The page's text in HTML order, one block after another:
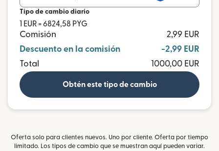
Tipo de cambio diario
1 EUR = 6824,58 PYG
Comisión
2,99 EUR
Descuento en la comisión
-2,99 EUR
Total
1000,00 EUR
Obtén este tipo de cambio
Oferta solo para clientes nuevos. Uno por cliente. Oferta por tiempo
limitado. Los tipos de cambio que se muestran aquí pueden variar.